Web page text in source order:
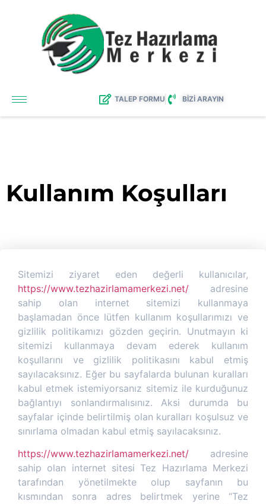
TALEP FORMU BİZİ ARAYIN
Kullanım Koşulları
Sitemizi ziyaret eden değerli kullanıcılar,
https://www.tezhazirlamamerkezi.net/ adresine
sahip olan internet sitemizi kullanmaya
başlamadan önce lütfen kullanım koşullarımızı ve
gizlilik politikamızı gözden geçirin. Unutmayın ki
sitemizi kullanmaya devam ederek kullanım
koşullarını ve gizlilik politikasını kabul etmiş
sayılacaksınız. Eğer bu sayfalarda bulunan kuralları
kabul etmek istemiyorsanız sitemiz ile kurduğunuz
bağlantıyı sonlandırmalısınız. Aksi durumda bu
sayfalar içinde belirtilmiş olan kuralları koşulsuz ve
sınırlama olmadan kabul etmiş sayılacaksınız.
https://www.tezhazirlamamerkezi.net/ adresine
sahip olan internet sitesi Tez Hazırlama Merkezi
tarafından yönetilmekte olup sayfanın bu
kısmından sonra adres belirtmek yerine “Tez